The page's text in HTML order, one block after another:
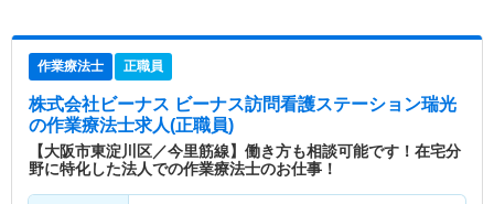
作業療法士 正職員
株式会社ビーナス ビーナス訪問看護ステーション瑞光
の作業療法士求人(正職員)
【大阪市東淀川区／今里筋線】働き方も相談可能です！在宅分
野に特化した法人での作業療法士のお仕事！